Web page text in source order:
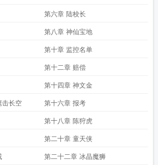
第六章 陆校长
第八章 神仙宝地
第十章 监控名单
第十二章 赔偿
第十四章 神文金
击长空 第十六章 报考
第十八章 陈狩虎
第二十章 童天侠
第二十二章 冰晶魔狮